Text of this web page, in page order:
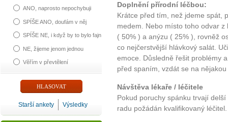
ANO, naprosto nepochybuji
SPÍŠE ANO, doufám v něj
SPÍŠE NE, i když by to bylo fajn
NE, žijeme jenom jednou
Věřím v převtělení
Starší ankety Výsledky
Doplnění přírodní léčbou:
Krátce před tím, než jdeme spát,
medem. Nebo místo toho odvar
( 50% ) a anýzu ( 25% ), rovněž
co nejčerstvější hlávkový salát.
emoce. Důsledně řešit problémy
před spaním, vzdát se na
Návštěva lékaře / léčitele
Pokud poruchy spánku trvají
radu požádán kvalifikovaný léčitel.